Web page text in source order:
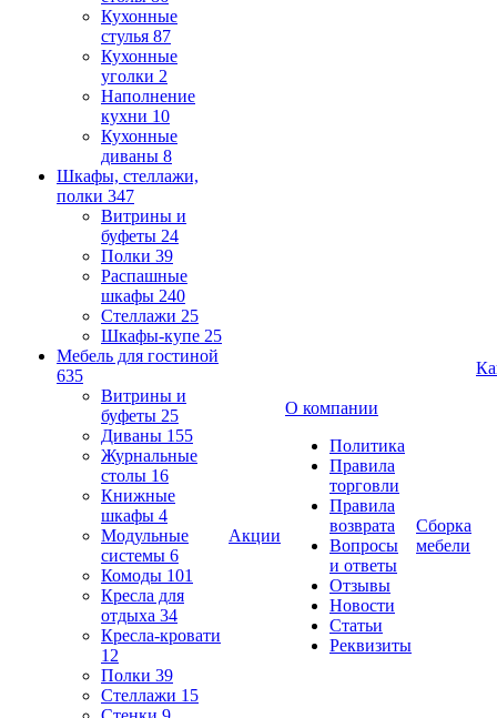
Кухонные
стулья 87
Кухонные
уголки 2
Наполнение
кухни 10
Кухонные
диваны 8
Шкафы, стеллажи,
полки 347
Витрины и
буфеты 24
Полки 39
Распашные
шкафы 240
Стеллажи 25
Шкафы-купе 25
Мебель для гостиной
635
Витрины и
буфеты 25
Диваны 155
Журнальные
столы 16
Книжные
шкафы 4
Модульные
системы 6
Комоды 101
Кресла для
отдыха 34
Кресла-кровати
12
Полки 39
Стеллажи 15
Акции
О компании
Политика
Правила
торговли
Правила
возврата
Вопросы
и ответы
Отзывы
Новости
Статьи
Реквизиты
Сборка
мебели